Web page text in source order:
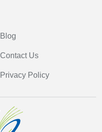
Blog
Contact Us
Privacy Policy